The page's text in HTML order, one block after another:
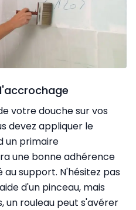
votre douche sur vos
devez appliquer le
un primaire
une bonne adhérence
support. N'hésitez pas
d'un pinceau, mais
un rouleau peut s'avérer